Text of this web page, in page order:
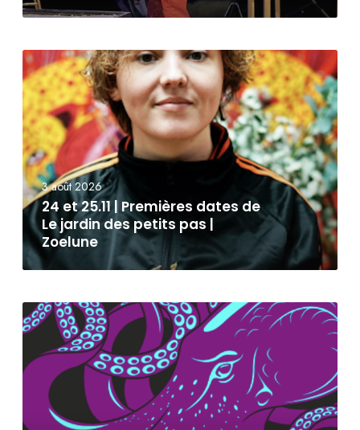
3 août 2026
24 et 25.11 | Premières dates de
Le jardin des petits pas |
Zoelune